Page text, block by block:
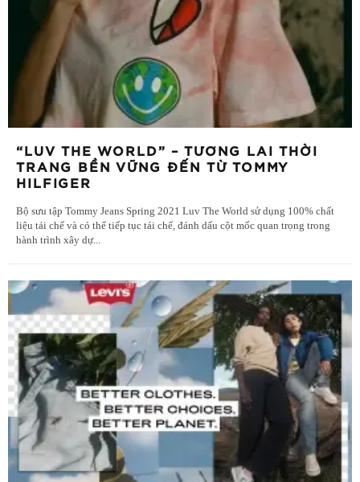
“LUV THE WORLD” – TƯƠNG LAI THỜI
TRANG BỀN VỮNG ĐẾN TỪ TOMMY
HILFIGER
Bộ sưu tập Tommy Jeans Spring 2021 Luv The World sử dụng 100% chất
liệu tái chế và có thể tiếp tục tái chế, đánh dấu cột mốc quan trọng trong
hành trình xây dự...